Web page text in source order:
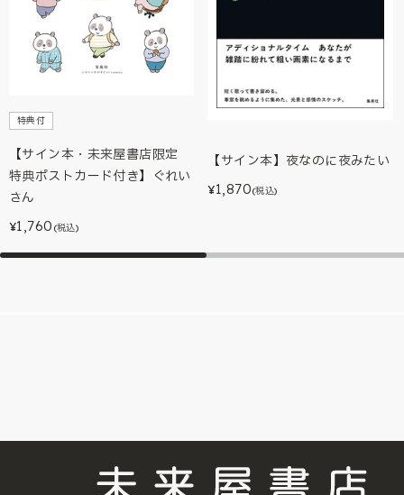
特典付
【サイン本・未来屋書店限定
特典ポストカード付き】ぐれい
さん
¥1,760 (税込)
【サイン本】夜なのに夜みたい
¥1,870(税込)